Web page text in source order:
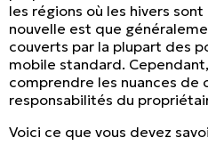
les régions où les hivers
nouvelle est que
couverts par la plupart des
mobile standard.
comprendre les nuances
responsabilités du
Voici ce que vous devez